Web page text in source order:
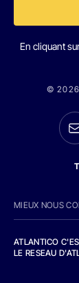
En cliquant
© 2026
MIEUX NOUS
ATLANTICO
LE RESEAU